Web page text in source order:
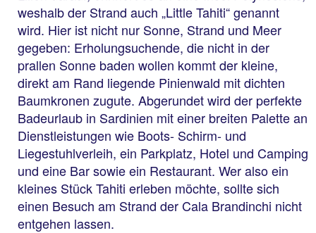
weshalb der Strand auch „Little Tahiti“ genannt
wird. Hier ist nicht nur Sonne, Strand und Meer
gegeben: Erholungsuchende, die nicht in der
prallen Sonne baden wollen kommt der kleine,
direkt am Rand liegende Pinienwald mit dichten
Baumkronen zugute. Abgerundet wird der perfekte
Badeurlaub in Sardinien mit einer breiten Palette an
Dienstleistungen wie Boots- Schirm- und
Liegestuhlverleih, ein Parkplatz, Hotel und Camping
und eine Bar sowie ein Restaurant. Wer also ein
kleines Stück Tahiti erleben möchte, sollte sich
einen Besuch am Strand der Cala Brandinchi nicht
entgehen lassen.